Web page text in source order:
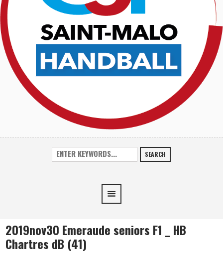
SEARCH
2019nov30 Emeraude seniors F1 _ HB
Chartres dB (41)